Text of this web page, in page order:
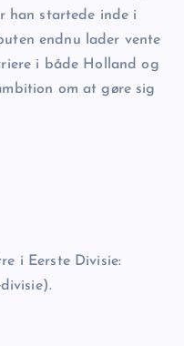
han startede inde i
endnu lader vente
i både Holland og
om at gøre sig
i Eerste Divisie: